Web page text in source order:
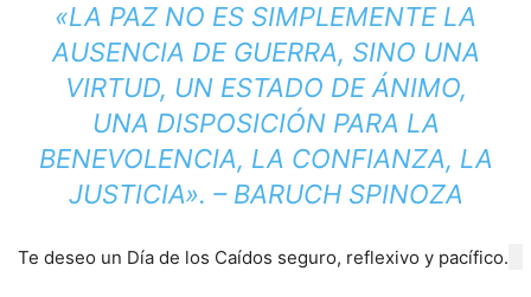
«LA PAZ NO ES SIMPLEMENTE LA
AUSENCIA DE GUERRA, SINO UNA
VIRTUD, UN ESTADO DE ÁNIMO,
UNA DISPOSICIÓN PARA LA
BENEVOLENCIA, LA CONFIANZA, LA
JUSTICIA». – BARUCH SPINOZA
Te deseo un Día de los Caídos seguro, reflexivo y pacífico.